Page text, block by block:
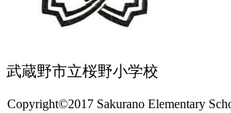
武蔵野市立桜野小学校
Copyright©2017 Sakurano Elementary